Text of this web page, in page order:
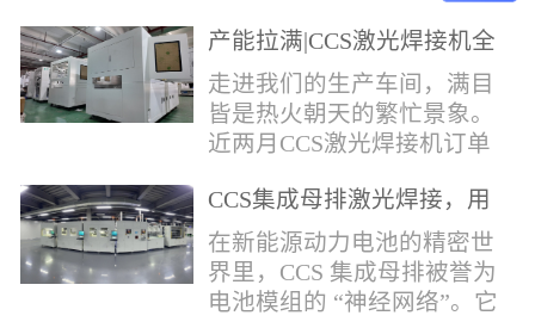
环挤压成型机、多功能锡环
卷绕成型机，两套专业锡环
制备设备，预制标准化锡环
搭配激光定点熔锡工艺，从
方位解决精密电子量产焊接
痛点。预制锡环焊接工艺预
制锡环焊接工艺，核心优势
明显：1.锡料定量可控：锡
环设备提前卷绕/挤压成型，
产能拉满|CCS激光焊接机全
力量产冲刺
走进我们的生产车间，满目
皆是热火朝天的繁忙景象。
近两月CCS激光焊接机订单
和，全员火力全开，全力奔
赴交付节点，用硬核产能响
应市场需求，用严苛品质回
馈每一份客户信任。市场认
CCS集成母排激光焊接，用
微米级工艺守护新能源电池
生命线
在新能源动力电池的精密世
界里，CCS 集成母排被誉为
电池模组的 “神经网络”。它